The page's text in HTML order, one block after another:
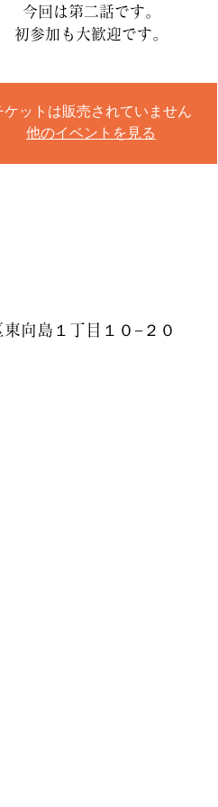
今回は第二話です。
初参加も大歓迎です。
ケットは販売されていません
他のイベントを見る
向島１丁目１０−２０